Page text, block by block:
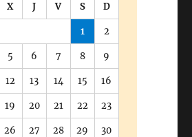
X J V S D
1 2
5 6 7 8 9
12 13 14 15 16
19 20 21 22 23
26 27 28 29 30